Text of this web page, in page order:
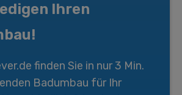
Ihren
finden Sie in nur 3 Min.
Badumbau für Ihr